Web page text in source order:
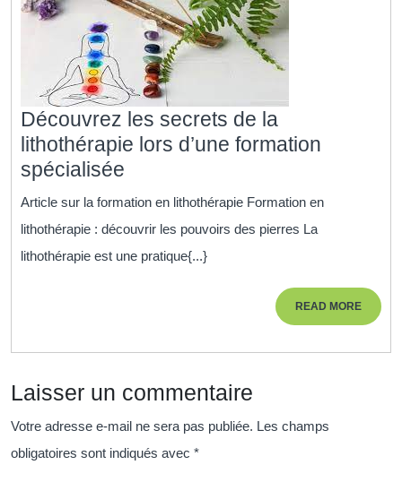
Découvrez les secrets de la
lithothérapie lors d’une formation
spécialisée
les
secrets
la
spécialisée
Article sur la formation en lithothérapie Formation en
lithothérapie : découvrir les pouvoirs des pierres La
lithothérapie est une pratique{...}
READ MOREREAD
MORE
Laisser un commentaire
Votre adresse e-mail ne sera pas publiée. Les champs
obligatoires sont indiqués avec *